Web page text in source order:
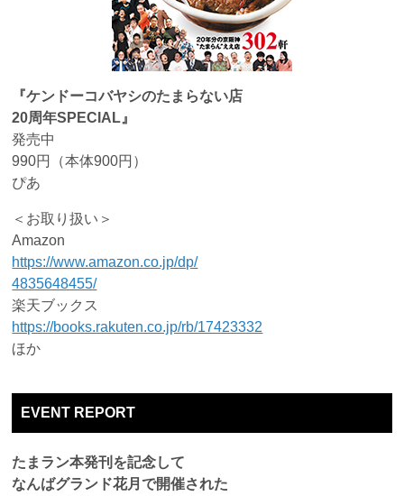
『ケンドーコバヤシのたまらない店
20周年SPECIAL』
発売中
990円（本体900円）
ぴあ
＜お取り扱い＞
Amazon
https://www.amazon.co.jp/dp/
4835648455/
楽天ブックス
https://books.rakuten.co.jp/rb/17423332
ほか
EVENT REPORT
たまラン本発刊を記念して
なんばグランド花月で開催された